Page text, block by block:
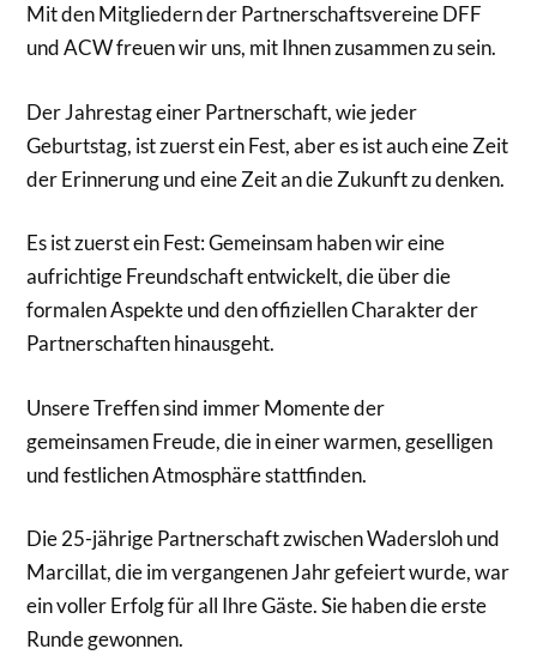
Mit den Mitgliedern der Partnerschaftsvereine DFF
und ACW freuen wir uns, mit Ihnen zusammen zu sein.
Der Jahrestag einer Partnerschaft, wie jeder
Geburtstag, ist zuerst ein Fest, aber es ist auch eine Zeit
der Erinnerung und eine Zeit an die Zukunft zu denken.
Es ist zuerst ein Fest: Gemeinsam haben wir eine
aufrichtige Freundschaft entwickelt, die über die
formalen Aspekte und den offiziellen Charakter der
Partnerschaften hinausgeht.
Unsere Treffen sind immer Momente der
gemeinsamen Freude, die in einer warmen, geselligen
und festlichen Atmosphäre stattfinden.
Die 25-jährige Partnerschaft zwischen Wadersloh und
Marcillat, die im vergangenen Jahr gefeiert wurde, war
ein voller Erfolg für all Ihre Gäste. Sie haben die erste
Runde gewonnen.